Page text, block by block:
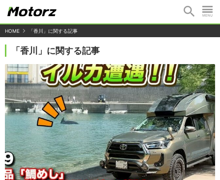
HOME 「香川」に関する記事
「香川」に関する記事